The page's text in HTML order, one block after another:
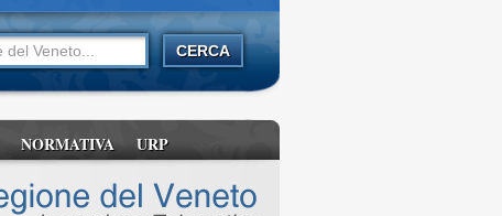
NORMATIVA URP